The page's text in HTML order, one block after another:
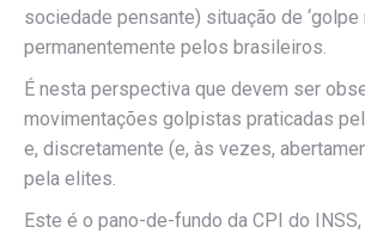
sociedade pensante) situação de ‘golpe
permanentemente pelos brasileiros.
É nesta perspectiva que devem ser
movimentações golpistas praticadas
e, discretamente (e, às vezes,
pela elites.
Este é o pano-de-fundo da CPI do INSS,